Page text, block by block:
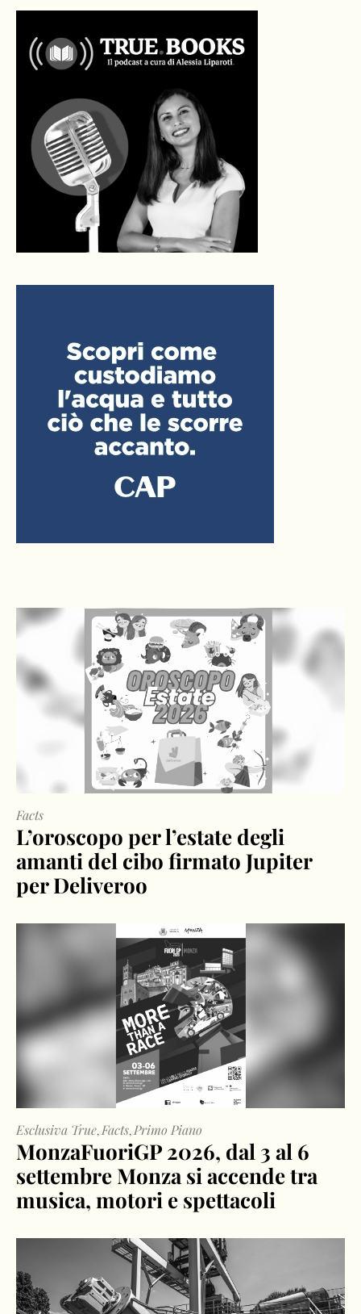
L’oroscopo per l’estate degli
amanti del cibo firmato Jupiter
per Deliveroo
Facts
MonzaFuoriGP 2026, dal 3 al 6
settembre Monza si accende tra
musica, motori e spettacoli
Esclusiva True, Facts, Primo Piano